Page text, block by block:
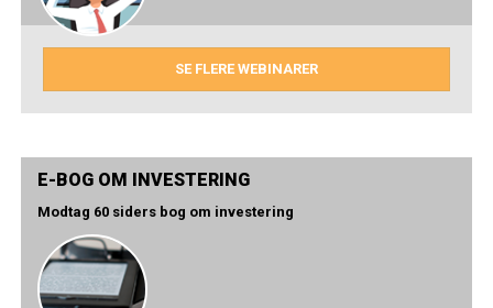
SE FLERE WEBINARER
E-BOG OM INVESTERING
Modtag 60 siders bog om investering